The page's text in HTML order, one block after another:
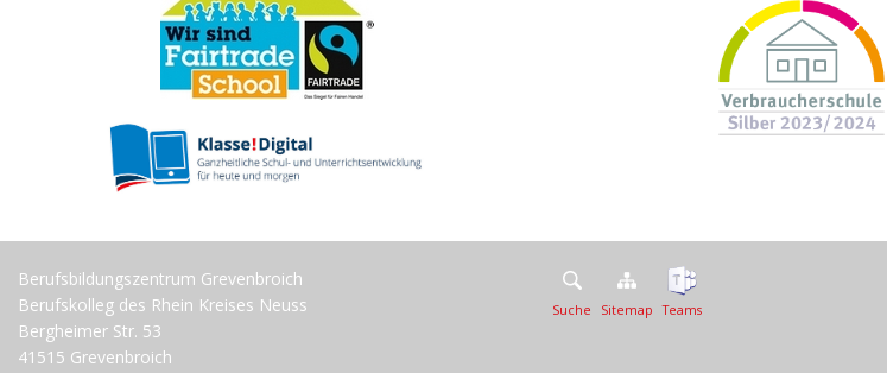
Berufsbildungszentrum Grevenbroich
Berufskolleg des Rhein Kreises Neuss
Bergheimer Str. 53
41515 Grevenbroich
Suche Sitemap Teams